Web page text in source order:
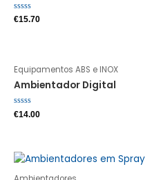
Avaliação
€15.70
Equipamentos ABS e INOX
Ambientador Digital
Avaliação
0
€14.00